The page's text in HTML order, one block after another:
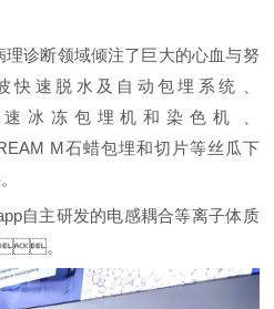
理诊断领域倾注了巨大的心血与努
快速脱水及自动包埋系统、
速冰冻包埋机和染色机、
M石蜡包埋和切片等丝瓜下
自主研发的电感耦合等离子体质
。